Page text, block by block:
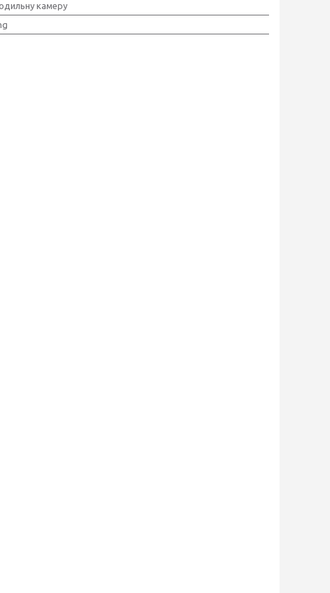
камеру